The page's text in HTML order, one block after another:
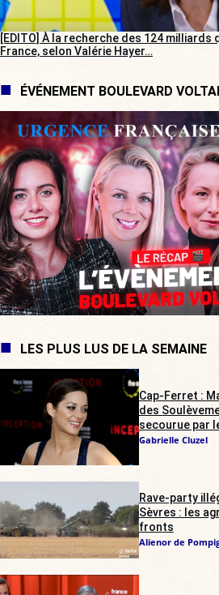
[EDITO] À la recherche des 124 milliards
France, selon Valérie Hayer…
ÉVÉNEMENT BOULEVARD
LES PLUS LUS DE LA SEMAINE
Cap-Ferret :
des
secourue par
Gabrielle Cluzel
Rave-party
Sèvres : les
fronts
Alienor de